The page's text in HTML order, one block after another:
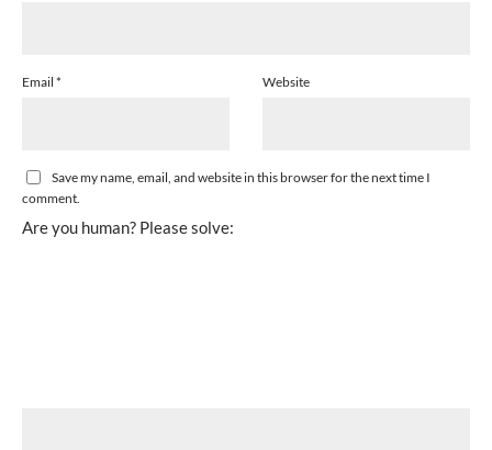
Email * Website
Save my name, email, and website in this browser for the next time I
comment.
Are you human? Please solve: